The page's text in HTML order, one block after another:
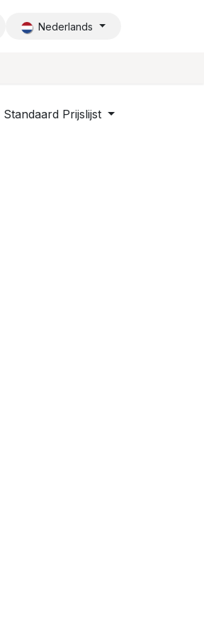
Nederlands
Standaard Prijslijst